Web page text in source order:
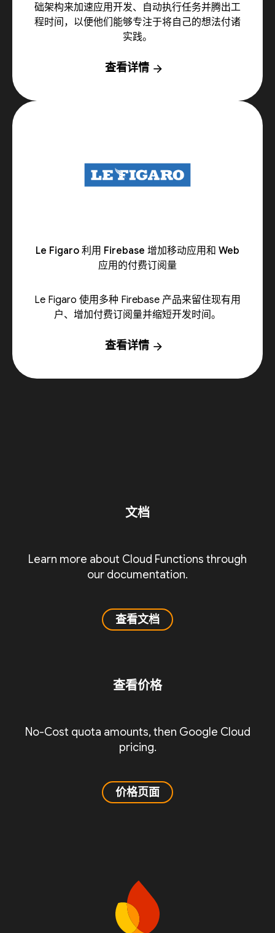
础架构来加速应用开发、自动执行任务并腾出工
程时间，以便他们能够专注于将自己的想法付诸
实践。
查看详情 arrow_forward
Le Figaro 利用 Firebase 增加移动应用和 Web
应用的付费订阅量
Le Figaro 使用多种 Firebase 产品来留住现有用
户、增加付费订阅量并缩短开发时间。
查看详情 arrow_forward
文档
Learn more about Cloud Functions through
our documentation.
查看文档
查看价格
No-Cost quota amounts, then Google Cloud
pricing.
价格页面